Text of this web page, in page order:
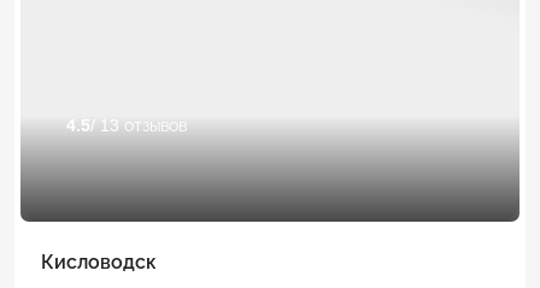
4.5/ 13 отзывов
Кисловодск